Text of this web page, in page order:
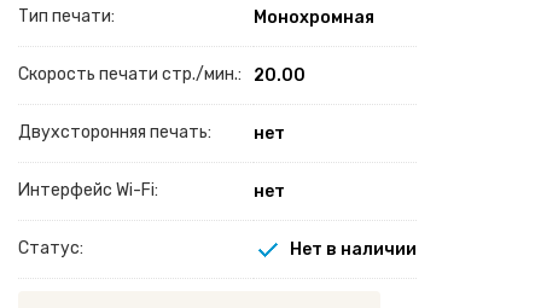
Тип печати: Монохромная
Скорость печати стр./мин.: 20.00
Двухсторонняя печать: нет
Интерфейс Wi-Fi: нет
Статус: Нет в наличии